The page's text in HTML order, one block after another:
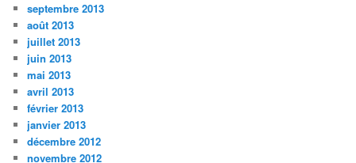
septembre 2013
août 2013
juillet 2013
juin 2013
mai 2013
avril 2013
février 2013
janvier 2013
décembre 2012
novembre 2012